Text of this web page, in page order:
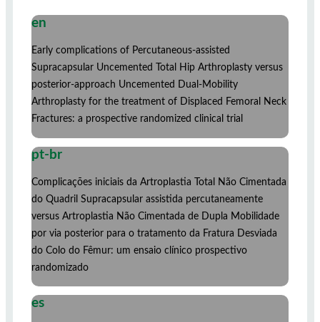
en
Early complications of Percutaneous-assisted
Supracapsular Uncemented Total Hip Arthroplasty versus
posterior-approach Uncemented Dual-Mobility
Arthroplasty for the treatment of Displaced Femoral Neck
Fractures: a prospective randomized clinical trial
pt-br
Complicações iniciais da Artroplastia Total Não Cimentada
do Quadril Supracapsular assistida percutaneamente
versus Artroplastia Não Cimentada de Dupla Mobilidade
por via posterior para o tratamento da Fratura Desviada
do Colo do Fêmur: um ensaio clínico prospectivo
randomizado
es